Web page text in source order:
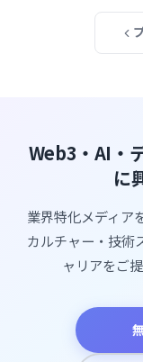
Web3・AI・
に
業界特化メディア
カルチャー・技術
ャリアをご